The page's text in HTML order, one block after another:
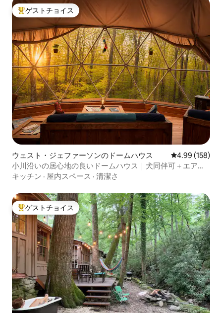
大好評のゲストチョイスです。
ゲストチョイス
ウェスト・ジェファーソンのドームハウス レビュー158
4.99 (158)
小川沿いの居心地の良いドームハウス｜犬同伴可＋エアコ
ン＋キングベッドルーム
キッチン · 屋内スペース · 清潔さ
大好評のゲストチョイスです。
ゲストチョイス